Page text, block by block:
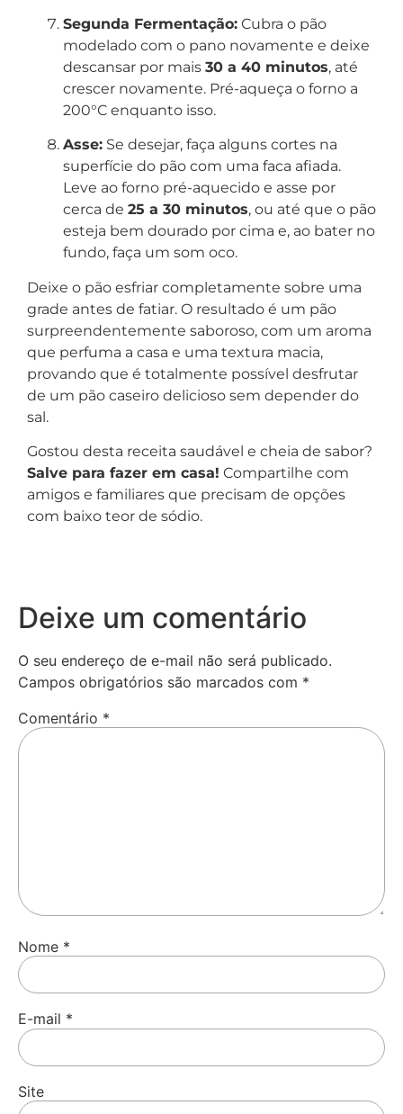
Segunda Fermentação: Cubra o pão
modelado com o pano novamente e deixe
descansar por mais 30 a 40 minutos, até
crescer novamente. Pré-aqueça o forno a
200°C enquanto isso.
Asse: Se desejar, faça alguns cortes na
superfície do pão com uma faca afiada.
Leve ao forno pré-aquecido e asse por
cerca de 25 a 30 minutos, ou até que o pão
esteja bem dourado por cima e, ao bater no
fundo, faça um som oco.
Deixe o pão esfriar completamente sobre uma
grade antes de fatiar. O resultado é um pão
surpreendentemente saboroso, com um aroma
que perfuma a casa e uma textura macia,
provando que é totalmente possível desfrutar
de um pão caseiro delicioso sem depender do
sal.
Gostou desta receita saudável e cheia de sabor?
Salve para fazer em casa! Compartilhe com
amigos e familiares que precisam de opções
com baixo teor de sódio.
Deixe um comentário
O seu endereço de e-mail não será publicado.
Campos obrigatórios são marcados com *
Comentário *
Nome *
E-mail *
Site